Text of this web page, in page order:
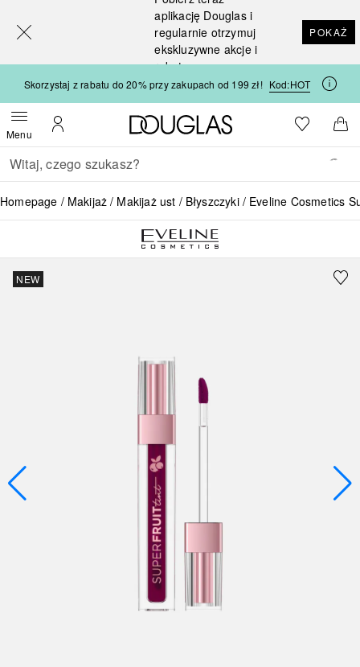
aplikację Douglas i
regularnie otrzymuj
ekskluzywne akcje i
rabaty
POKAŻ
Skorzystaj z rabatu do 20% przy zakupach od 199 zł! Kod:HOT
MenuOtwórz menuMoje konto
Strona główna Douglas
Do listyDo
Wracać
Wykonaj wyszukiwanie
Homepage Makijaż Makijaż ust Błyszczyki Eveline Cosmetics
NEW
[navigation.slideout.screenreader]